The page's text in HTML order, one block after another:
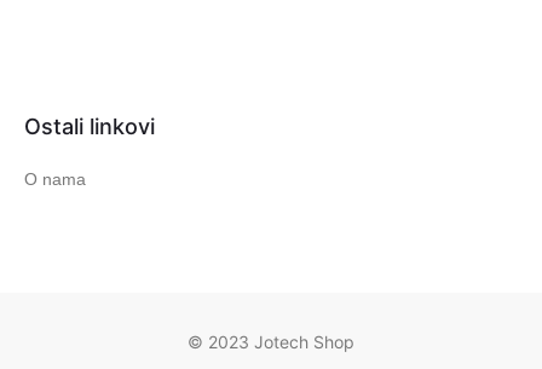
Ostali linkovi
O nama
© 2023 Jotech Shop